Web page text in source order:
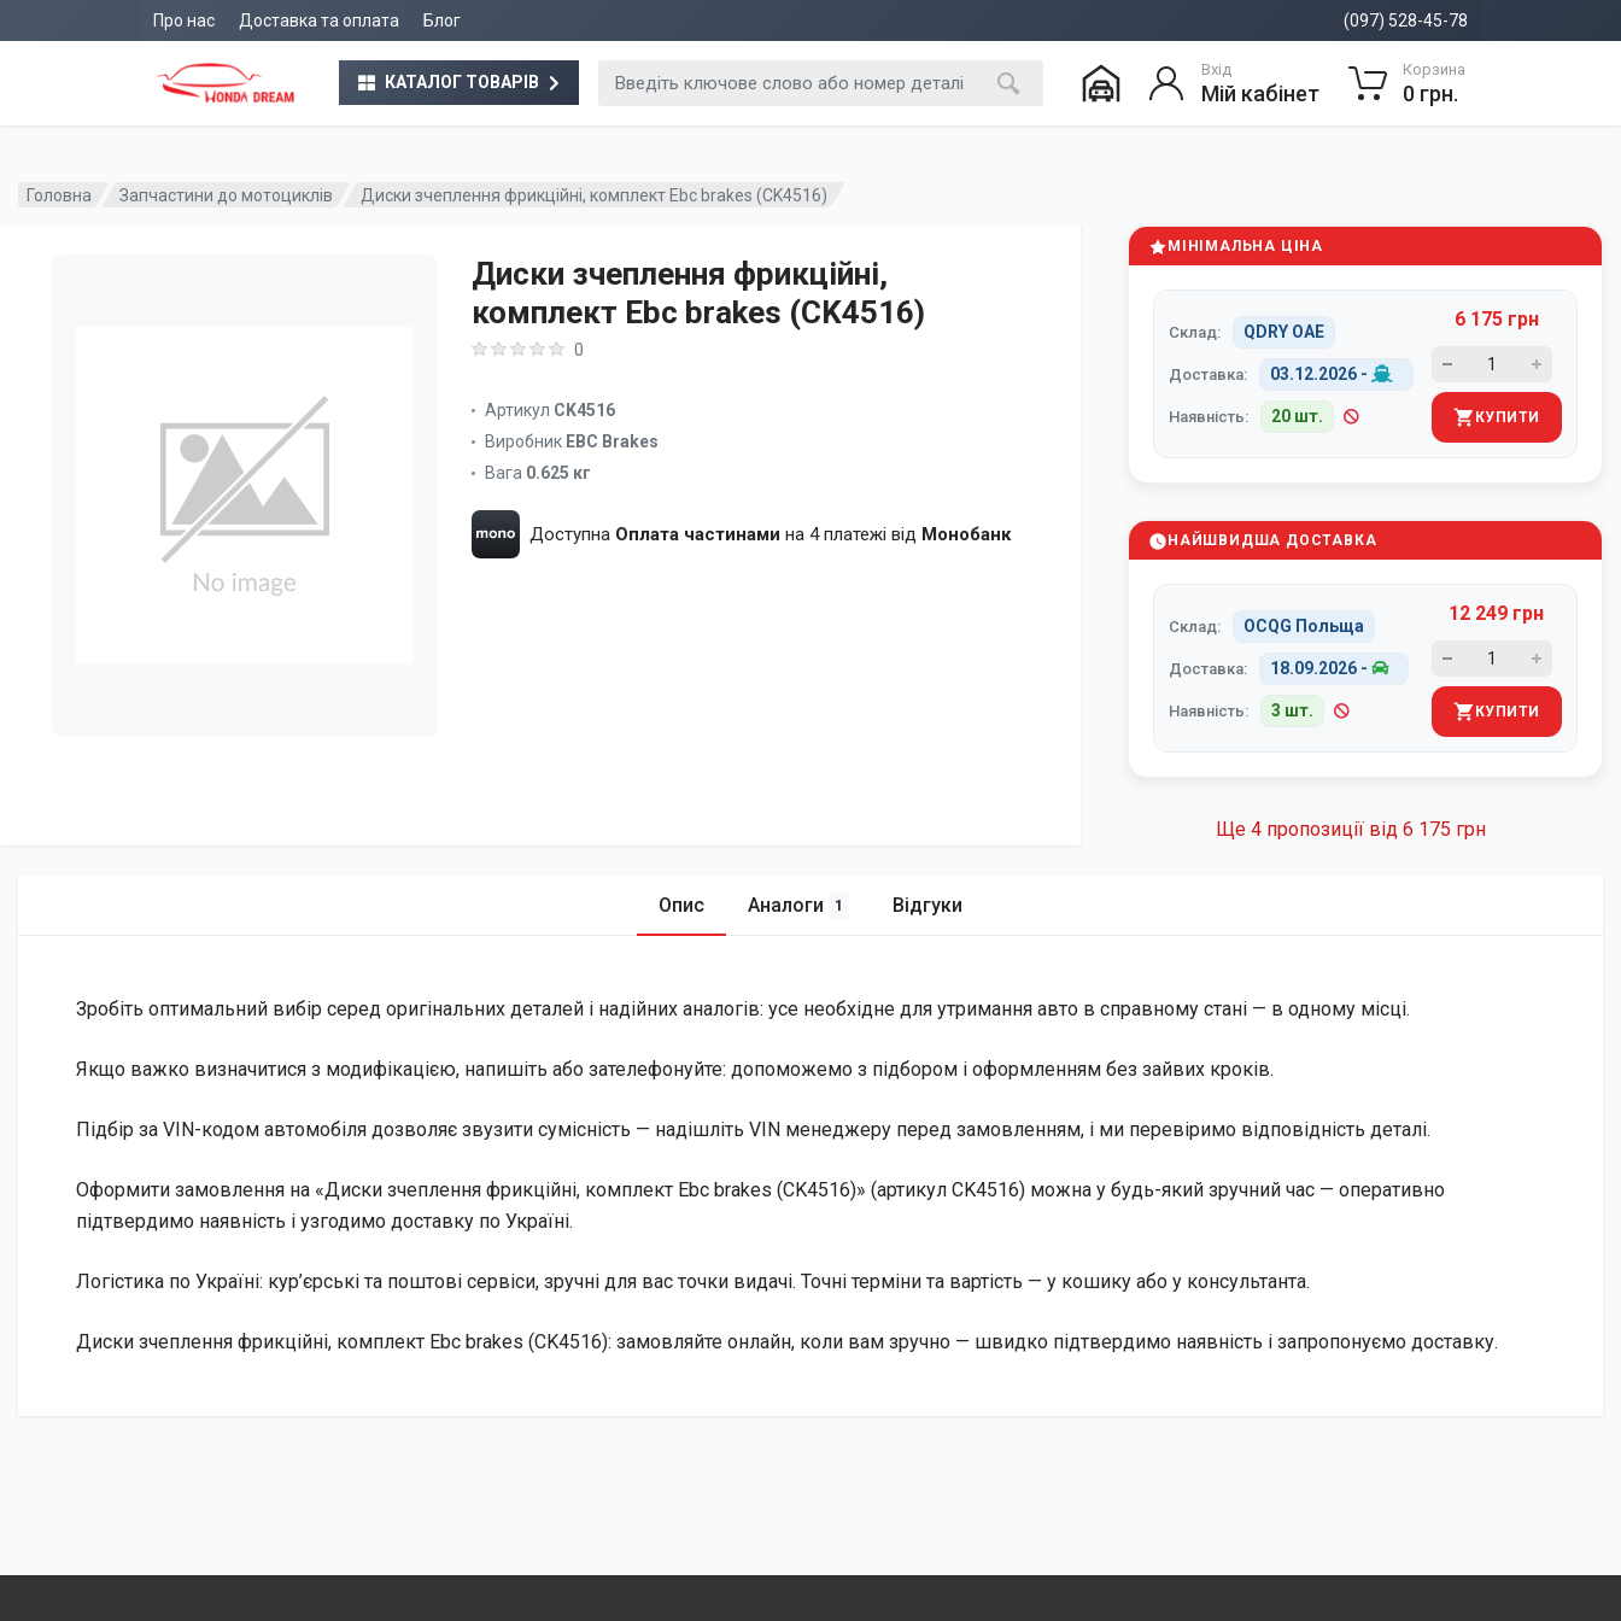
Про нас Доставка та оплата Блог (097) 528-45-78
КАТАЛОГ ТОВАРІВ
Вхід
Мій кабінет
Корзина
0 грн.
Головна Запчастини до мотоциклів Диски зчеплення фрикційні, комплект Ebc brakes (CK4516)
Диски зчеплення фрикційні,
комплект Ebc brakes (CK4516)
0
Артикул CK4516
Виробник EBC Brakes
Вага 0.625 кг
Доступна Оплата частинами на 4 платежі від Монобанк
МІНІМАЛЬНА ЦІНА
Склад: QDRY ОАЕ
Доставка: 03.12.2026 -
Наявність: 20 шт.
6 175 грн
КУПИТИ
НАЙШВИДША ДОСТАВКА
Склад: OCQG Польща
Доставка: 18.09.2026 -
Наявність: 3 шт.
12 249 грн
КУПИТИ
Ще 4 пропозиції від 6 175 грн
Опис Аналоги 1 Відгуки
Зробіть оптимальний вибір серед оригінальних деталей і надійних аналогів: усе необхідне для утримання авто в справному стані — в одному місці.
Якщо важко визначитися з модифікацією, напишіть або зателефонуйте: допоможемо з підбором і оформленням без зайвих кроків.
Підбір за VIN-кодом автомобіля дозволяє звузити сумісність — надішліть VIN менеджеру перед замовленням, і ми перевіримо відповідність деталі.
Оформити замовлення на «Диски зчеплення фрикційні, комплект Ebc brakes (CK4516)» (артикул CK4516) можна у будь-який зручний час — оперативно
підтвердимо наявність і узгодимо доставку по Україні.
Логістика по Україні: кур’єрські та поштові сервіси, зручні для вас точки видачі. Точні терміни та вартість — у кошику або у консультанта.
Диски зчеплення фрикційні, комплект Ebc brakes (CK4516): замовляйте онлайн, коли вам зручно — швидко підтвердимо наявність і запропонуємо доставку.